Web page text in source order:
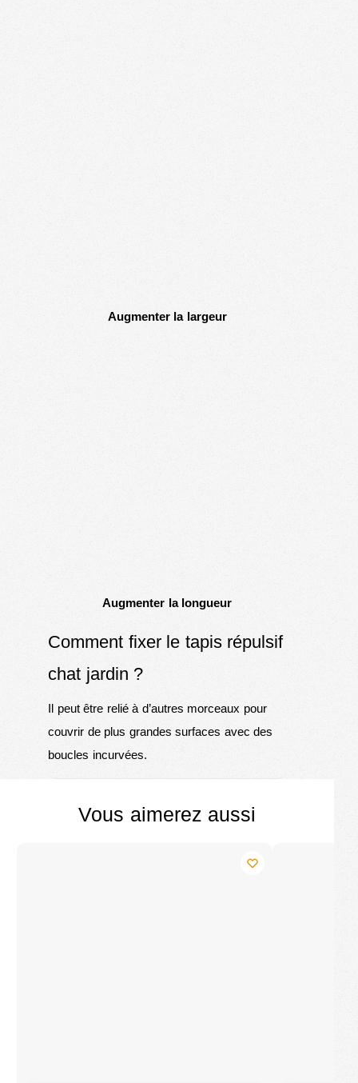
Augmenter la largeur
Augmenter la longueur
Comment fixer le tapis répulsif
chat jardin ?
Il peut être relié à d’autres morceaux pour
couvrir de plus grandes surfaces avec des
boucles incurvées.
Vous aimerez aussi